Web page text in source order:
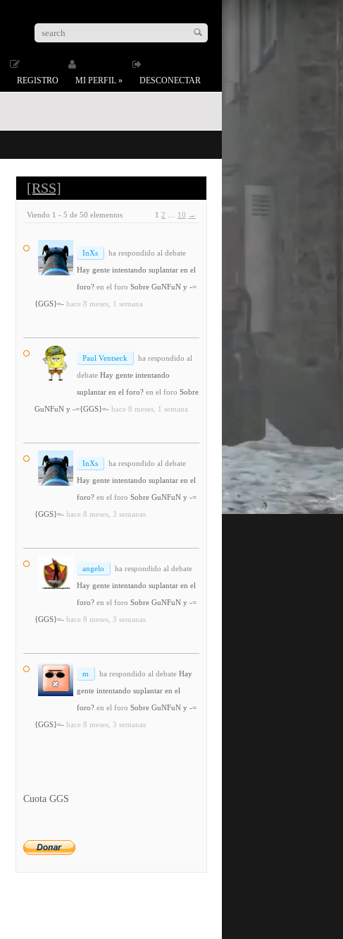
REGISTRO MI PERFIL » DESCONECTAR
[RSS]
Viendo 1 - 5 de 50 elementos 1 2 10 →
InXs
ha respondido al debate
Hay gente intentando suplantar en el
foro? en el foro Sobre GuNFuN y -=
{GGS}=- hace 8 meses, 1 semana
Paul Ventseck
ha respondido al
debate Hay gente intentando
suplantar en el foro? en el foro Sobre
GuNFuN y -={GGS}=- hace 8 meses, 1 semana
InXs
ha respondido al debate
Hay gente intentando suplantar en el
foro? en el foro Sobre GuNFuN y -=
{GGS}=- hace 8 meses, 3 semanas
angelo
ha respondido al debate
Hay gente intentando suplantar en el
foro? en el foro Sobre GuNFuN y -=
{GGS}=- hace 8 meses, 3 semanas
m ha respondido al debate Hay
gente intentando suplantar en el
foro? en el foro Sobre GuNFuN y -=
{GGS}=- hace 8 meses, 3 semanas
Cuota GGS